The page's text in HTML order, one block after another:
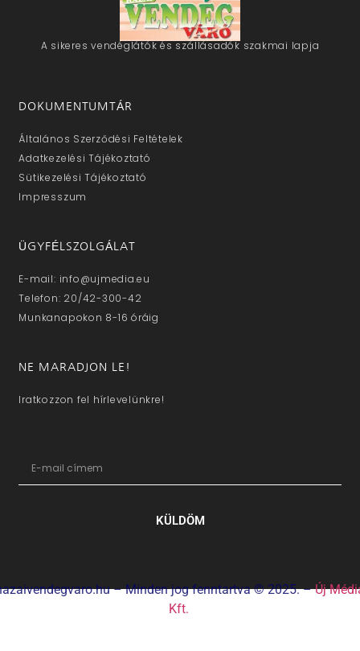
A sikeres vendéglátók és szállásadók szakmai lapja
DOKUMENTUMTÁR
Általános Szerződési Feltételek
Adatkezelési Tájékoztató
Sütikezelési Tájékoztató
Impresszum
ÜGYFÉLSZOLGÁLAT
E-mail: info@ujmedia.eu
Telefon: 20/42-300-42
Munkanapokon 8-16 óráig
NE MARADJON LE!
Iratkozzon fel hírlevelünkre!
KÜLDÖM
– Minden jog fenntartva © 2025. –Új
Kft.